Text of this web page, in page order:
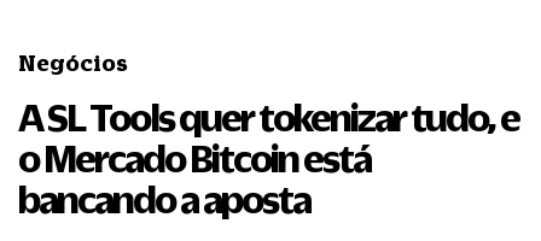
Negócios
A SL Tools quer tokenizar tudo, e
o Mercado Bitcoin está
bancando a aposta